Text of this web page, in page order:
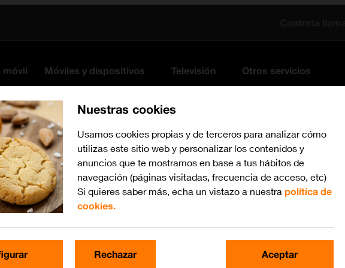
móvil Móviles y dispositivos Televisión Otros servicios
Nuestras cookies
Usamos cookies propias y de terceros para analizar cómo
utilizas este sitio web y personalizar los contenidos y
anuncios que te mostramos en base a tus hábitos de
navegación (páginas visitadas, frecuencia de acceso, etc)
Si quieres saber más, echa un vistazo a nuestra política de
cookies.
Rechazar Aceptar